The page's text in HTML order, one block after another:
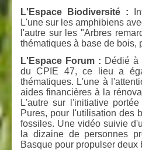
L'Espace Biodiversité :
L'une sur les amphibiens
l'autre sur les "Arbres
thématiques à base de bois,
L'Espace Forum : Dédié à
du CPIE 47, ce lieu a
thématiques. L'une à
aides financières à la
L'autre sur l'initiative
Pures, pour l'utilisation des
fossiles. Une vidéo suivie
la dizaine de personnes
Basque pour propulser deux